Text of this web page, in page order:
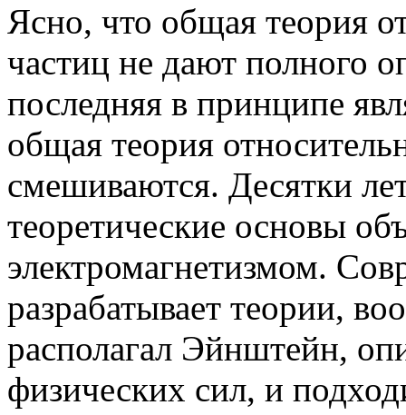
Ясно, что общая теория
частиц не дают полного
последняя в принципе
общая теория
смешиваются. Десятки
теоретические основы
электромагнетизмом.
разрабатывает теории,
располагал Эйнштейн,
физических сил, и